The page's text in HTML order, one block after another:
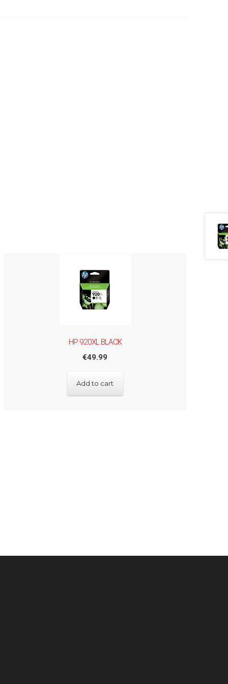
HP 920XL BLACK
€49.99
Add to cart